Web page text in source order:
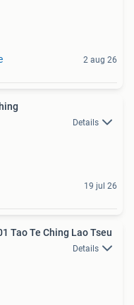
2 aug 26
Details
19 jul 26
Tao Te Ching Lao Tseu
Details